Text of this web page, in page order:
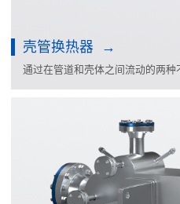
壳管换热器
通过在管道和壳体之间流动的两种